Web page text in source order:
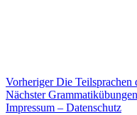
Vorheriger Vorheriger
Beitrag:
Die Teilsprachen
Nächster Nächster
Beitrag:
Impressum – Datenschutz